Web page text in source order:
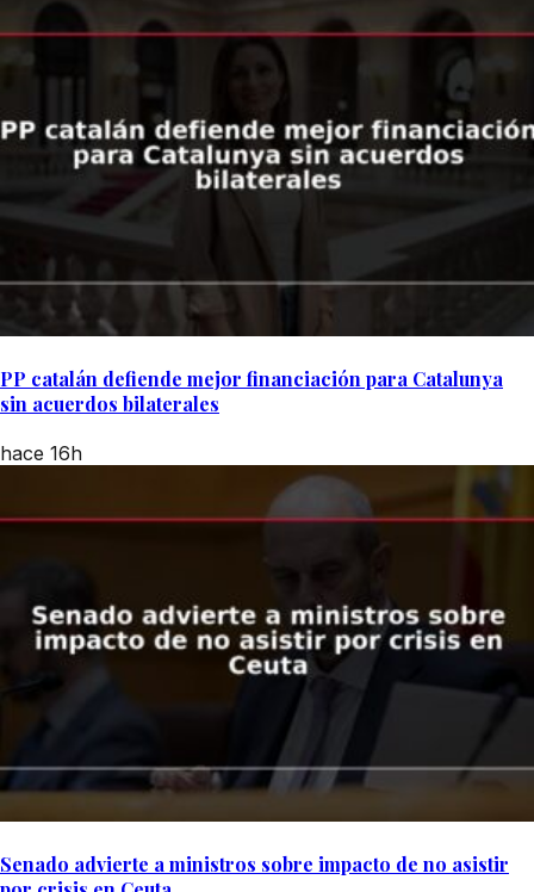
PP catalán defiende mejor financiación para Catalunya
sin acuerdos bilaterales
hace 16h
Senado advierte a ministros sobre impacto de no asistir